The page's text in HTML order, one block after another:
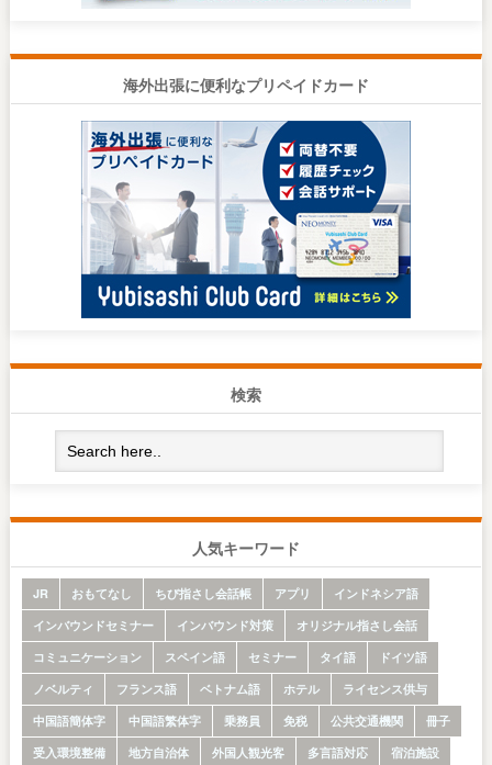
海外出張に便利なプリペイドカード
検索
人気キーワード
JR おもてなし ちび指さし会話帳 アプリ
インドネシア語
インバウンドセミナー
インバウンド対策
オリジナル指さし会話
コミュニケーション
スペイン語 セミナー タイ語
ドイツ語
ノベルティ
フランス語 ベトナム語 ホテル
ライセンス供与
中国語簡体字
中国語繁体字 乗務員 免税 公共交通機関
冊子
受入環境整備
地方自治体 外国人観光客 多言語対応
宿泊施設